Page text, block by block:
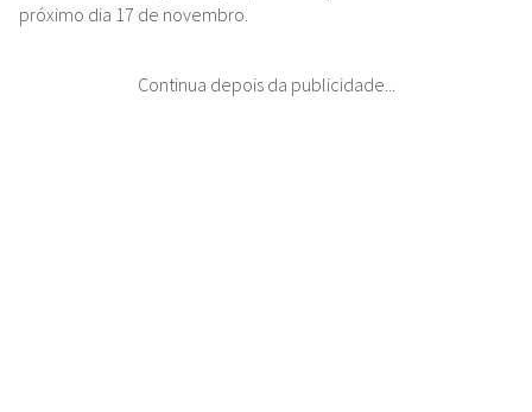
próximo dia 17 de novembro.
Continua depois da publicidade...